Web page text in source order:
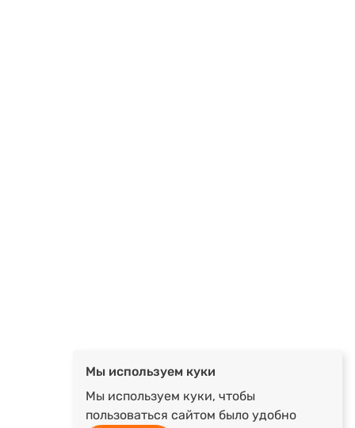
Мы используем куки
Мы используем куки, чтобы
пользоваться сайтом было удобно